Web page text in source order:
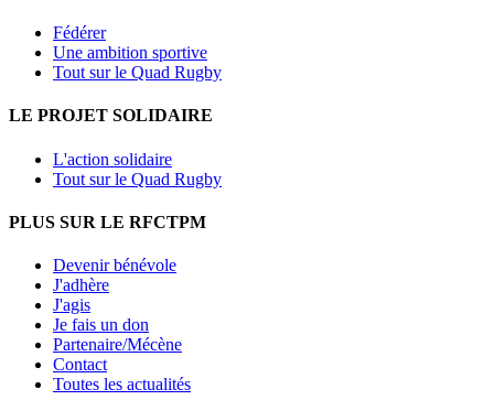
Fédérer
Une ambition sportive
Tout sur le Quad Rugby
LE PROJET SOLIDAIRE
L'action solidaire
Tout sur le Quad Rugby
PLUS SUR LE RFCTPM
Devenir bénévole
J'adhère
J'agis
Je fais un don
Partenaire/Mécène
Contact
Toutes les actualités